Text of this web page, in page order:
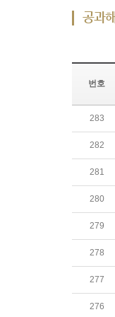
공과
번호
283
282
281
280
279
278
277
276